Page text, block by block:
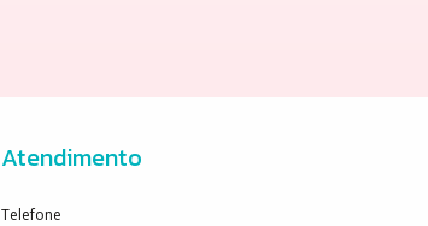
Atendimento
Telefone